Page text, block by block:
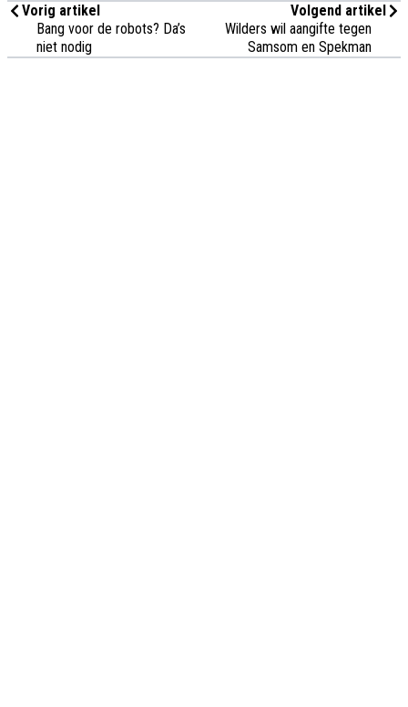
Vorig artikel
Bang voor de robots? Da’s
niet nodig
Volgend artikel
Wilders wil aangifte tegen
Samsom en Spekman